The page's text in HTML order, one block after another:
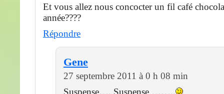
Et vous allez nous concocter un fil café
année????
Répondre
Gene
27 septembre 2011 à 0 h 08 min
Suspense…. Suspense ……..